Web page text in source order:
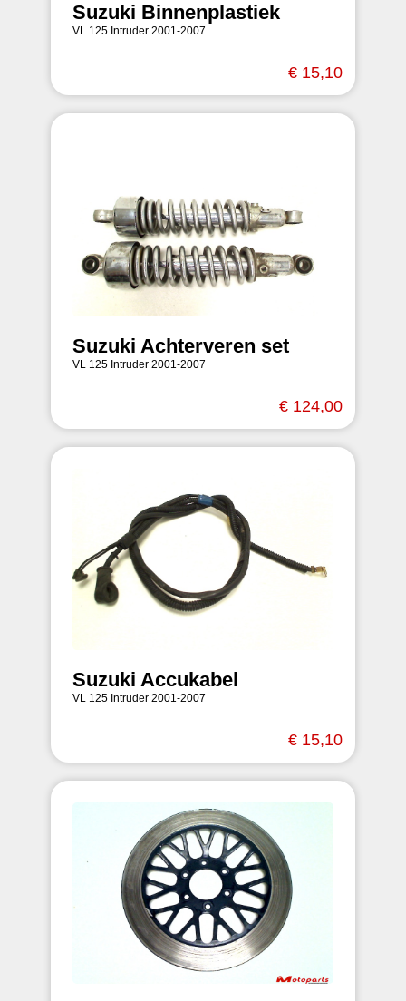
Suzuki Binnenplastiek
VL 125 Intruder 2001-2007
€ 15,10
Suzuki Achterveren set
VL 125 Intruder 2001-2007
€ 124,00
Suzuki Accukabel
VL 125 Intruder 2001-2007
€ 15,10